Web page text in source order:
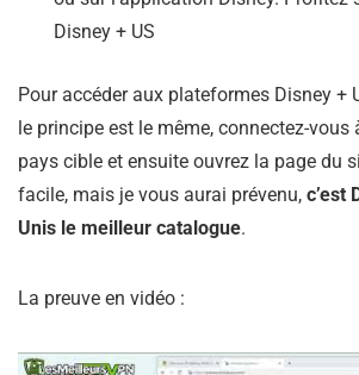
Disney + US
Pour accéder aux plateformes Disney +
le principe est le même, connectez-vous
pays cible et ensuite ouvrez la page du
facile, mais je vous aurai prévenu, c’est
Unis le meilleur catalogue.
La preuve en vidéo :